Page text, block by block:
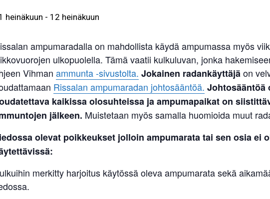
heinäkuun - 12 heinäkuun
ampumaradalla on mahdollista käydä ampumassa myös
ulkopuolella. Tämä vaatii kulkuluvan, jonka
Vihman ammunta -sivustolta. Jokainen radankäyttäjäon
Rissalan ampumaradan johtosääntöä. Johtosääntöä
kaikissa olosuhteissa ja ampumapaikat on
jälkeen. Muistetaan myös samalla huomioida muut
olevat poikkeukset jolloin ampumarata tai sen osia ei
merkitty harjoitus käytössä oleva ampumarata sekä